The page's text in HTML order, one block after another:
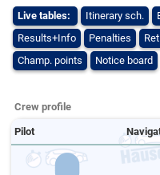
Live tables: Itinerary sch.
Results+Info
Penalties
Champ. points
Notice board
Crew profile
Pilot